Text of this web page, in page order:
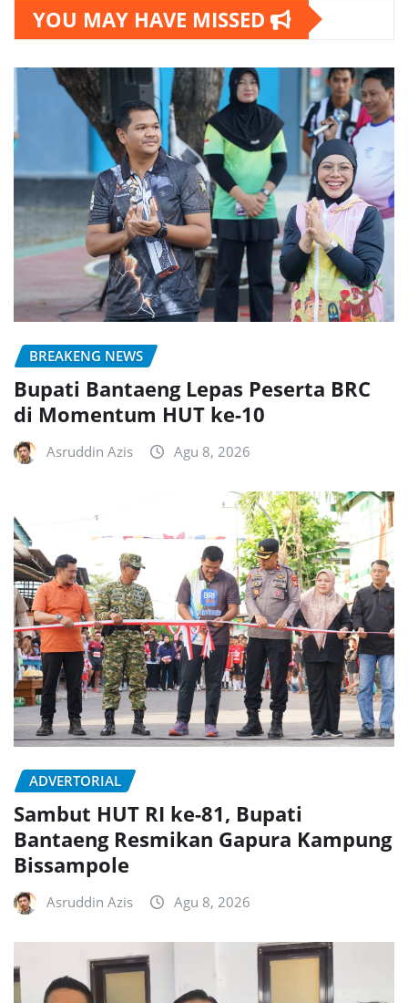
YOU MAY HAVE MISSED
BREAKENG NEWS
Bupati Bantaeng Lepas Peserta BRC
di Momentum HUT ke-10
Asruddin Azis Agu 8, 2026
ADVERTORIAL
Sambut HUT RI ke-81, Bupati
Bantaeng Resmikan Gapura Kampung
Bissampole
Asruddin Azis Agu 8, 2026